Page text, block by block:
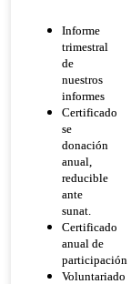
Informe
trimestral
de
nuestros
informes
Certificado
se
donación
anual,
reducible
ante
sunat.
Certificado
anual de
participación
Voluntariado